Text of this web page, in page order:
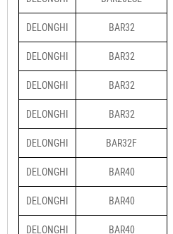
DELONGHI BAR32
DELONGHI BAR32
DELONGHI BAR32
DELONGHI BAR32
DELONGHI BAR32F
DELONGHI BAR40
DELONGHI BAR40
DELONGHI BAR40